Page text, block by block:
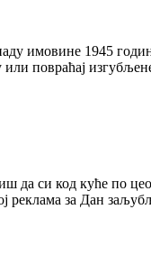
имовине 1945
или повраћај
си код куће по
реклама за Дан